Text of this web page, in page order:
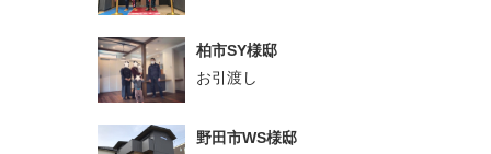
柏市SY様邸
お引渡し
野田市WS様邸